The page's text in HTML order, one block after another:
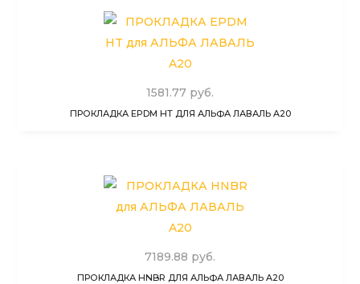
1581.77 руб.
ПРОКЛАДКА EPDM HT ДЛЯ АЛЬФА ЛАВАЛЬ A20
7189.88 руб.
ПРОКЛАДКА HNBR ДЛЯ АЛЬФА ЛАВАЛЬ A20